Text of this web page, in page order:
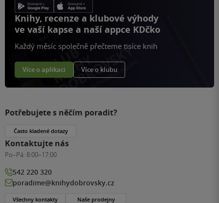
Knihy, recenze a klubové výhody
ve vaší kapse a naší appce KDčko
Každý měsíc společně přečteme tisíce knih
Více o aplikaci Více o klubu
Potřebujete s něčím poradit?
Často kladené dotazy
Kontaktujte nás
Po–Pá: 8:00–17:00
542 220 320
poradime@knihydobrovsky.cz
Všechny kontakty Naše prodejny